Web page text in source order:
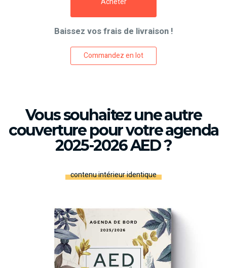
Baissez vos frais de livraison !
Commandez en lot
Vous souhaitez une autre
couverture pour votre agenda
2025-2026 AED ?
contenu intérieur identique